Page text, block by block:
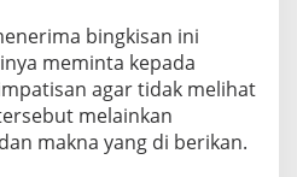
bingkisan ini
meminta kepada
agar tidak melihat
melainkan
makna yang di berikan.